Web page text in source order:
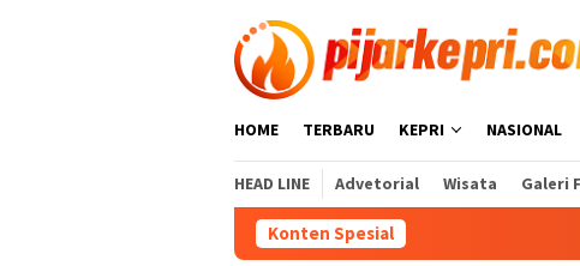
HOME TERBARU KEPRI NASIONAL
HEAD LINE Advetorial Wisata Galeri
Konten Spesial